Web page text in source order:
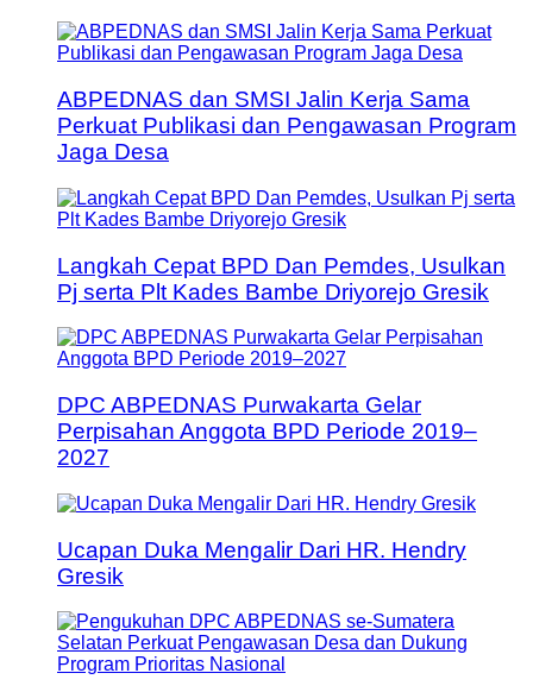
ABPEDNAS dan SMSI Jalin Kerja Sama
Perkuat Publikasi dan Pengawasan Program
Jaga Desa
Langkah Cepat BPD Dan Pemdes, Usulkan
Pj serta Plt Kades Bambe Driyorejo Gresik
DPC ABPEDNAS Purwakarta Gelar
Perpisahan Anggota BPD Periode 2019–
2027
Ucapan Duka Mengalir Dari HR. Hendry
Gresik